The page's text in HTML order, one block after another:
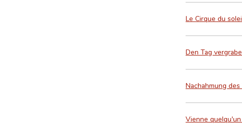
Le Cirque du
Den Tag
Nachahmung
Vienne